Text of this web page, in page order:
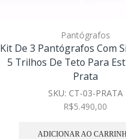
Pantógrafos
Kit De 3 Pantógrafos Com
5 Trilhos De Teto Para
Prata
SKU: CT-03-PRATA
R$5.490,00
ADICIONAR AO